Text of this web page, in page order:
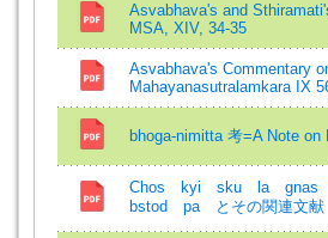
Asvabhava's and
MSA, XIV, 34-35
Asvabhava's Commentary
Mahayanasutralamkara IX
bhoga-nimitta 考=A Note on
Chos kyi sku la
bstod pa とその関連文献